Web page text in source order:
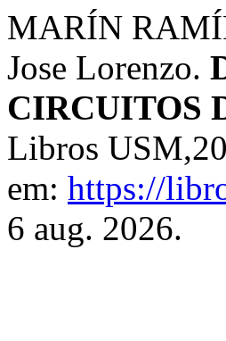
MARÍN
Jose Lorenzo.
CIRCUITOS
Libros
em: https://
6 aug. 2026.